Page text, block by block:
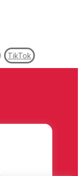
TikTok